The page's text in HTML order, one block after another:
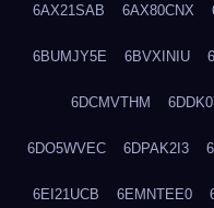
6AX21SAB 6AX80CNX
6BUMJY5E 6BVXINIU
6DCMVTHM
6DO5WVEC 6DPAK2I3
6EI21UCB 6EMNTEE0